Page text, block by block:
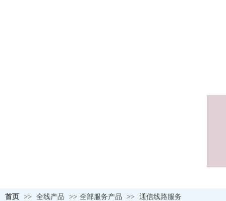
首页 >> 全线产品 >> 全部服务产品 >> 通信线路服务